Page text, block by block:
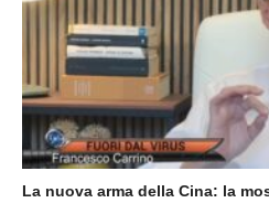
La nuova arma della Cina: la